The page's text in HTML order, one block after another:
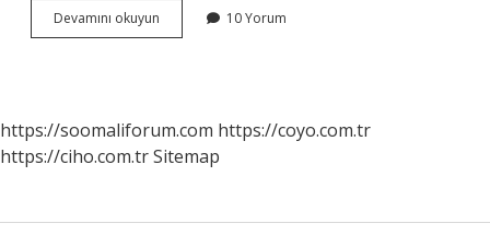
Devamını okuyun
Küllü
10 Yorum
https://soomaliforum.com https://coyo.com.tr
https://ciho.com.trSitemap